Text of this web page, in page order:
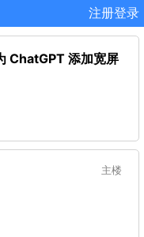
注册登录
添加宽屏
主楼